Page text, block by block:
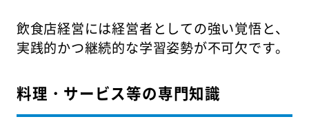
飲食店経営には経営者としての強い覚悟と、
実践的かつ継続的な学習姿勢が不可欠です。
料理・サービス等の専門知識